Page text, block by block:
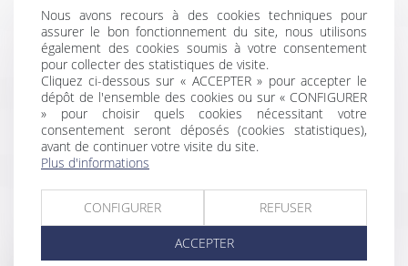
CONTACTER BARBARA
BRAU
Nous avons recours à des cookies techniques pour
assurer le bon fonctionnement du site, nous utilisons
également des cookies soumis à votre consentement
pour collecter des statistiques de visite.
Cliquez ci-dessous sur « ACCEPTER » pour accepter le
dépôt de l'ensemble des cookies ou sur « CONFIGURER
» pour choisir quels cookies nécessitant votre
consentement seront déposés (cookies statistiques),
avant de continuer votre visite du site.
Plus d'informations
CONFIGURER REFUSER
ACCEPTER